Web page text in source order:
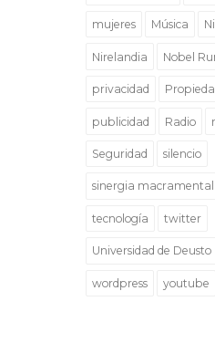
mujeres Música
Nirelandia Nobel
privacidad
publicidad Radio
Seguridad silencio
sinergia macramental
tecnología twitter
Universidad de Deusto
wordpress youtube